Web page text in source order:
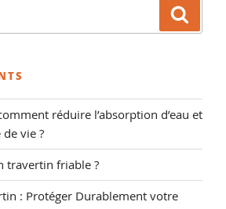
de
la
terre
cuite
? »
réduire l’absorption d’eau et
vie ?
travertin friable ?
: Protéger Durablement votre